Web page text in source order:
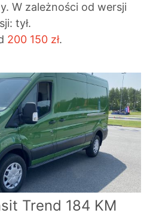
W zależności od wersji
tył.
200 150 zł.
Trend 184 KM